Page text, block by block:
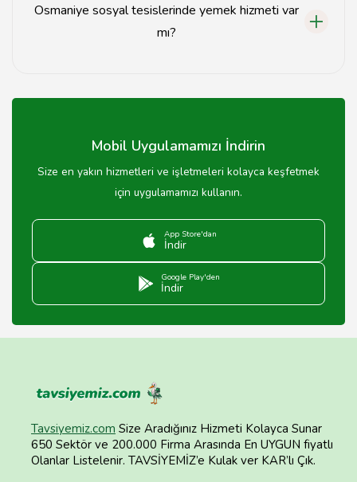
Osmaniye sosyal tesislerinde yemek hizmeti var
mı?
kafe hizmeti bulunmaktadır.
Mobil Uygulamamızı İndirin
Size en yakın hizmetleri ve işletmeleri kolayca keşfetmek
için uygulamamızı kullanın.
App Store'dan
İndir
Google Play'den
İndir
Tavsiyemiz.com Size Aradığınız Hizmeti Kolayca Sunar
650 Sektör ve 200.000 Firma Arasında En UYGUN fiyatlı
Olanlar Listelenir. TAVSİYEMİZ’e Kulak ver KAR’lı Çık.